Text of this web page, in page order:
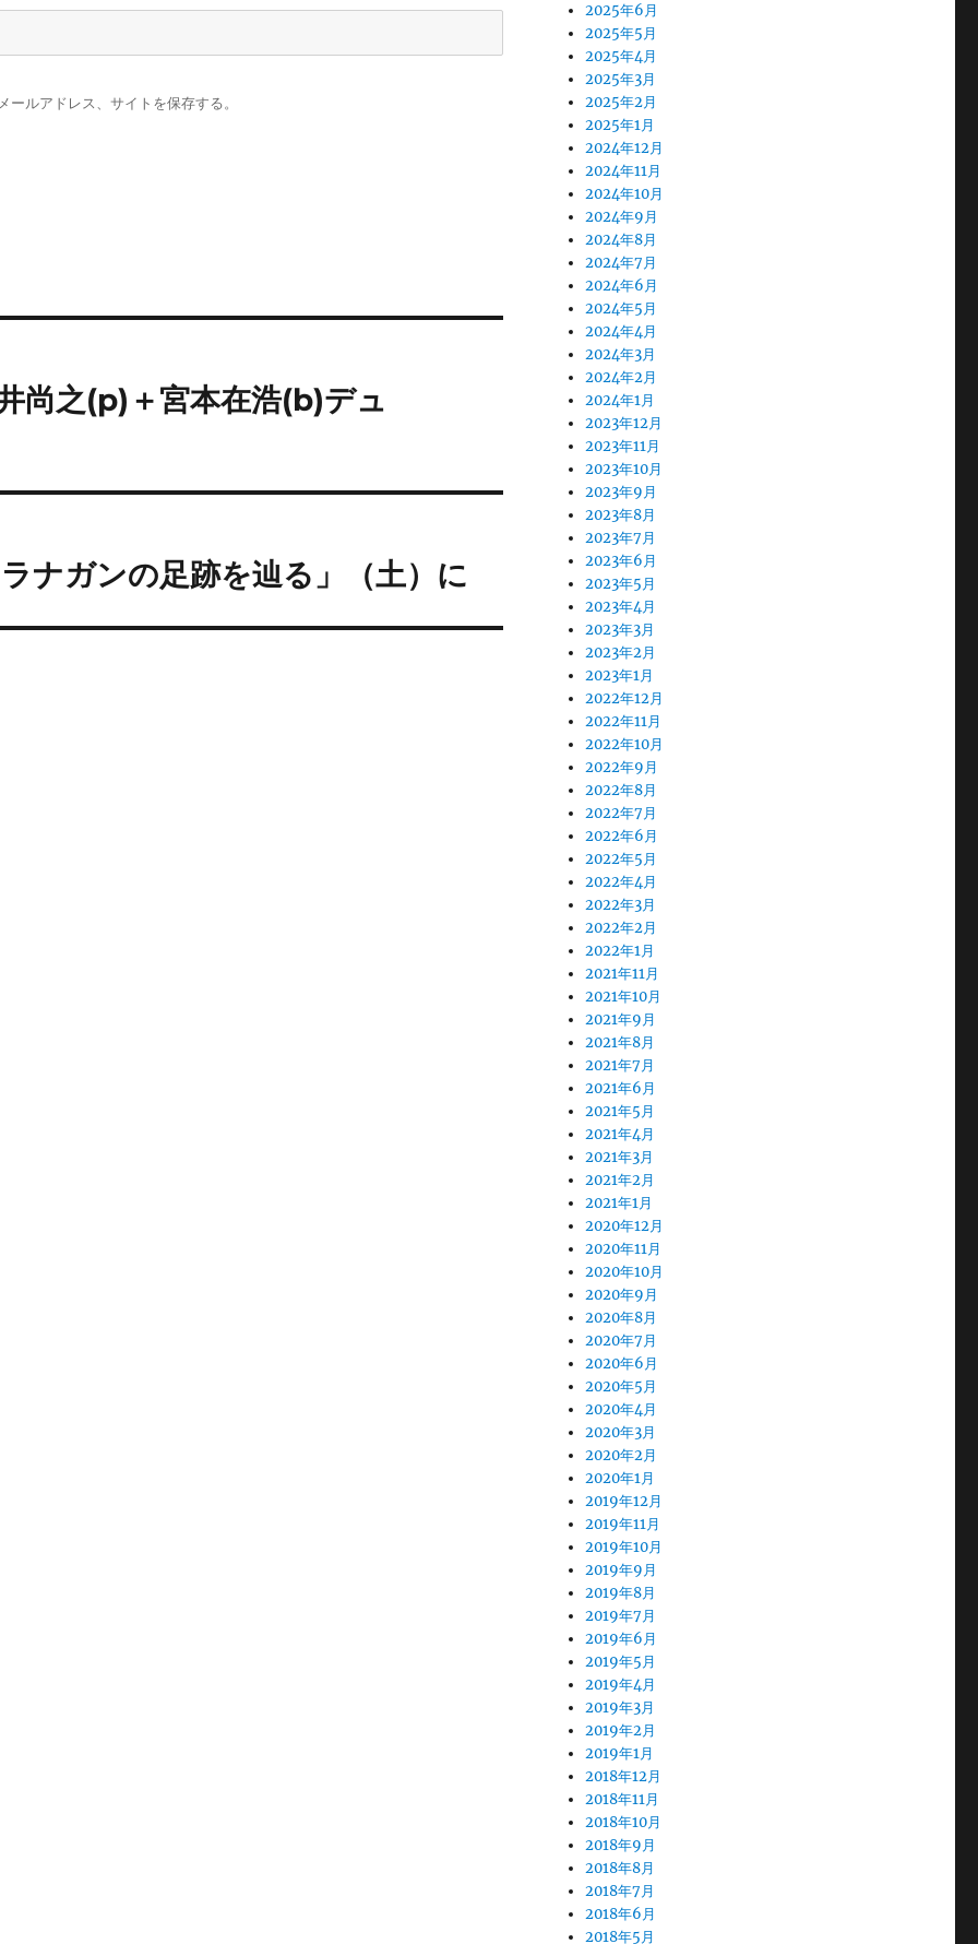
ルアドレス、サイトを保存する。
尚之(p)＋宮本在浩(b)デュ
ナガンの足跡を辿る」（土）に
2025年6月
2025年5月
2025年4月
2025年3月
2025年2月
2025年1月
2024年12月
2024年11月
2024年10月
2024年9月
2024年8月
2024年7月
2024年6月
2024年5月
2024年4月
2024年3月
2024年2月
2024年1月
2023年12月
2023年11月
2023年10月
2023年9月
2023年8月
2023年7月
2023年6月
2023年5月
2023年4月
2023年3月
2023年2月
2023年1月
2022年12月
2022年11月
2022年10月
2022年9月
2022年8月
2022年7月
2022年6月
2022年5月
2022年4月
2022年3月
2022年2月
2022年1月
2021年11月
2021年10月
2021年9月
2021年8月
2021年7月
2021年6月
2021年5月
2021年4月
2021年3月
2021年2月
2021年1月
2020年12月
2020年11月
2020年10月
2020年9月
2020年8月
2020年7月
2020年6月
2020年5月
2020年4月
2020年3月
2020年2月
2020年1月
2019年12月
2019年11月
2019年10月
2019年9月
2019年8月
2019年7月
2019年6月
2019年5月
2019年4月
2019年3月
2019年2月
2019年1月
2018年12月
2018年11月
2018年10月
2018年9月
2018年8月
2018年7月
2018年6月
2018年5月